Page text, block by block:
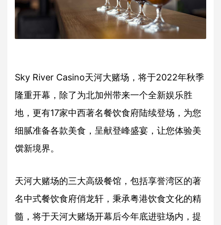
Sky River Casino天河大赌场，将于2022年秋季
隆重开幕，除了为北加州带来一个全新娱乐胜
地，更有17家中西著名餐饮食府陆续登场，为您
细腻准备各款美食，呈献登峰盛宴，让您体验美
馔新境界。
天河大赌场的三大高级餐馆，包括享誉湾区的著
名中式餐饮食府俏龙轩，秉承粤港饮食文化的精
髓，将于天河大赌场开幕后今年底进驻场内，提